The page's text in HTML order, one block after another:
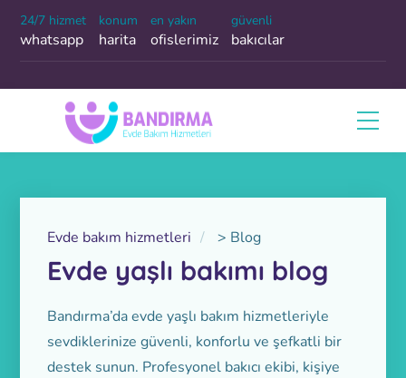
24/7 hizmet
whatsapp
konum
harita
en yakın
ofislerimiz
güvenli
bakıcılar
Evde bakım hizmetleri > Blog
Evde yaşlı bakımı blog
Bandırma’da evde yaşlı bakım hizmetleriyle
sevdiklerinize güvenli, konforlu ve şefkatli bir
destek sunun. Profesyonel bakıcı ekibi, kişiye